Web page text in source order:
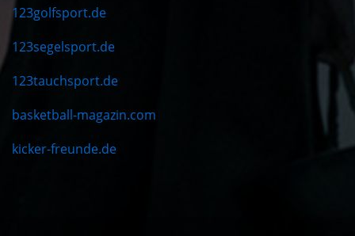
123golfsport.de
123segelsport.de
123tauchsport.de
basketball-magazin.com
kicker-freunde.de